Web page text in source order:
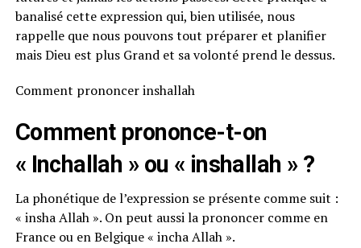
banalisé cette expression qui, bien utilisée, nous
rappelle que nous pouvons tout préparer et planifier
mais Dieu est plus Grand et sa volonté prend le dessus.
Comment prononcer inshallah
Comment prononce-t-on
« Inchallah » ou « inshallah » ?
La phonétique de l’expression se présente comme suit :
« insha Allah ». On peut aussi la prononcer comme en
France ou en Belgique « incha Allah ».